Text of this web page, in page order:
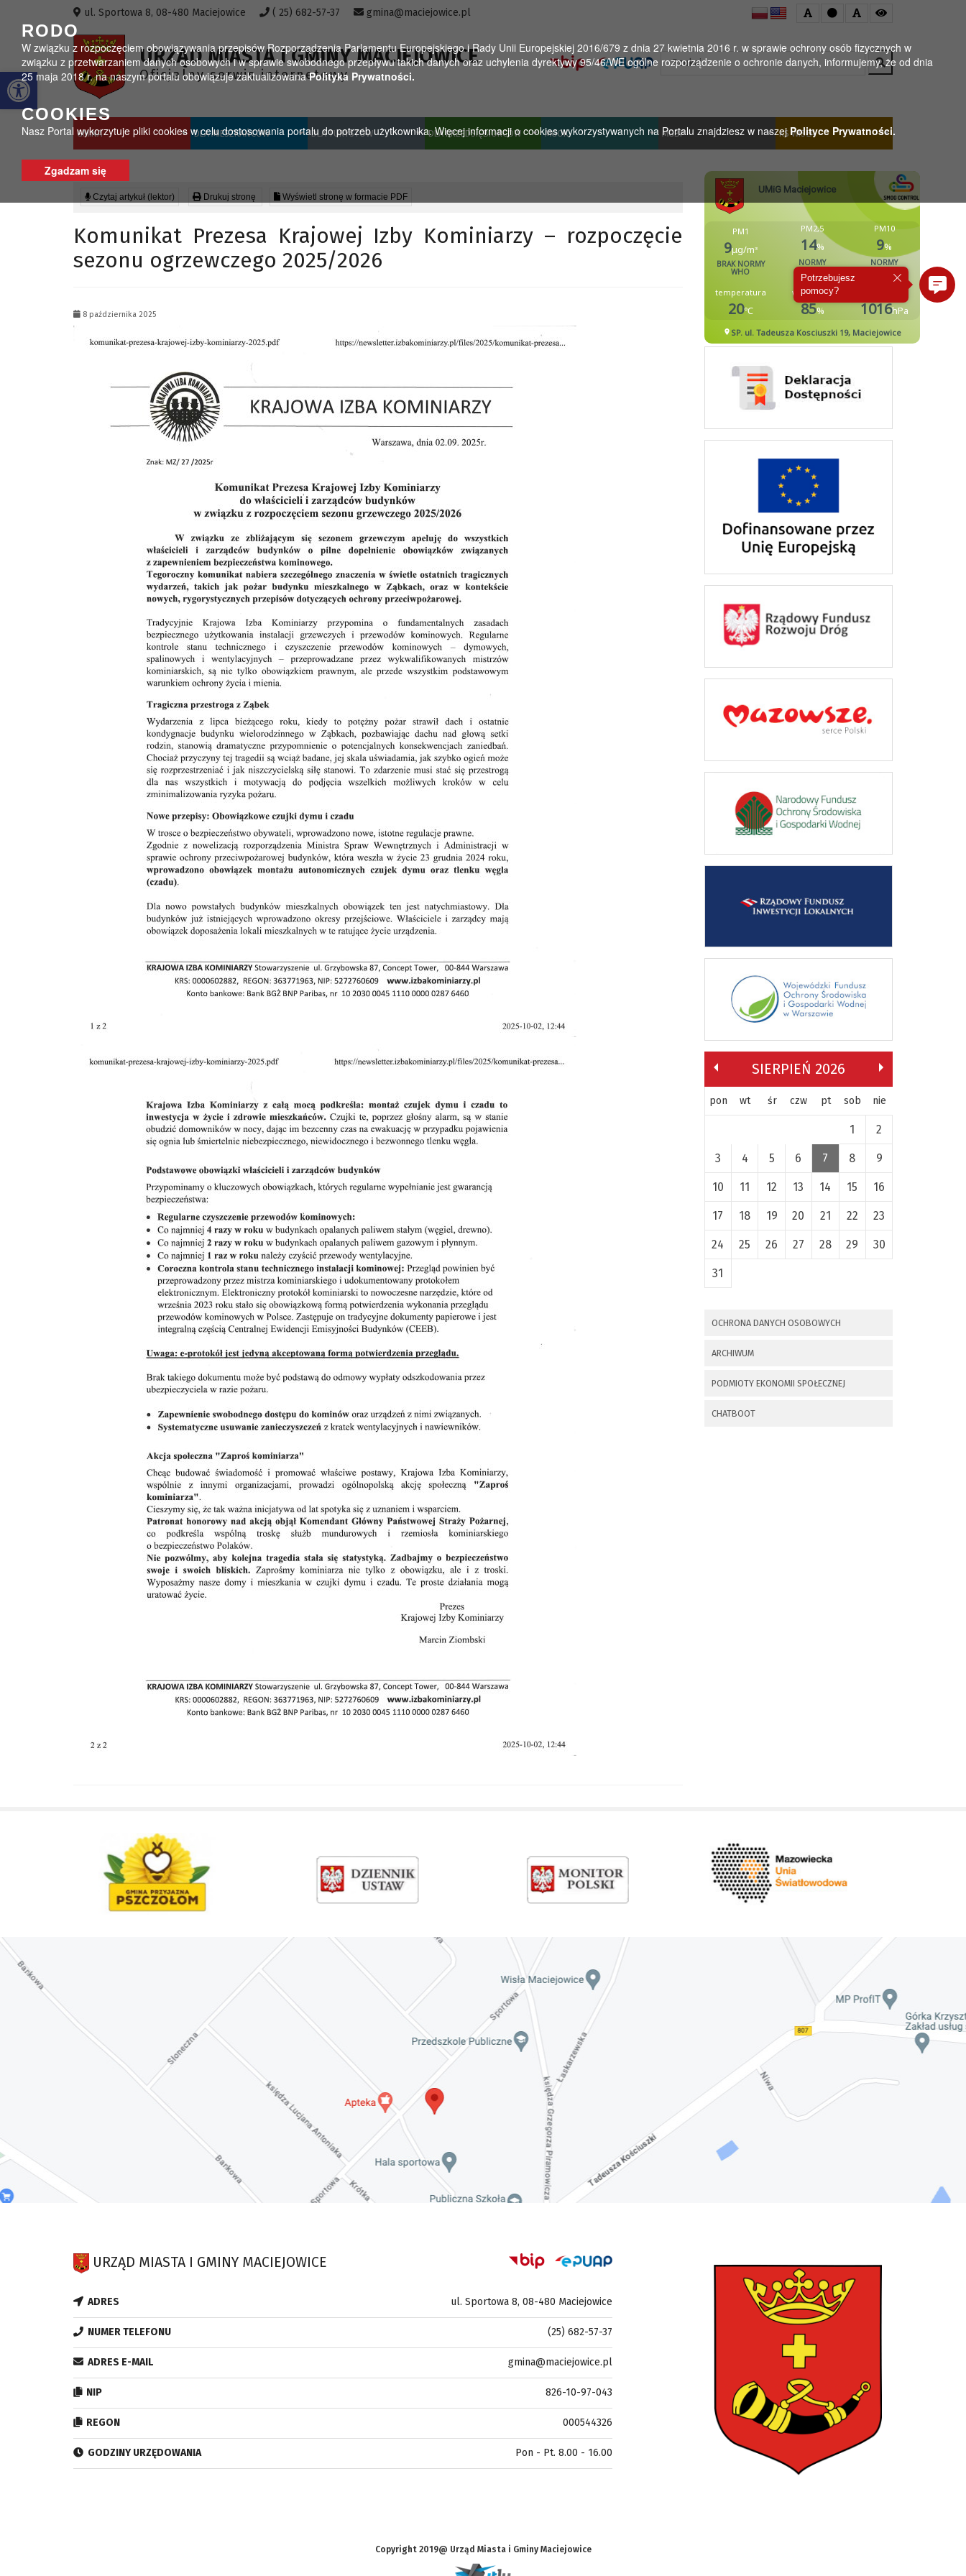
Otwórz pasek narzędzi
RODO
W związku z rozpoczęciem obowiązywania przepisów Rozporządzenia Parlamentu Europejskiego i Rady Unii Europejskiej 2016/679 z dnia 27 kwietnia 2016 r. w sprawie ochrony osób fizycznych w
związku z przetwarzaniem danych osobowych i w sprawie swobodnego przepływu takich danych oraz uchylenia dyrektywy 95/46/WE ogólne rozporządzenie o ochronie danych, informujemy, że od dnia
25 maja 2018 r. na naszym portalu obowiązuje zaktualizowanaPolityka Prywatności.
COOKIES
Nasz Portal wykorzytuje pliki cookies w celu dostosowania portalu do potrzeb użytkownika. Więcej informacji o cookies wykorzystywanych na Portalu znajdziesz w naszejPolityce Prywatności.
Zgadzam się
ul. Sportowa 8, 08-480 Maciejowice ( 25) 682-57-37 gmina@maciejowice.pl
URZĄD MIASTA I GMINY MACIEJOWICE
Oficjalny serwis internetowy
Wyszukaj
GMINA DLA MIESZKAŃCÓW DLA TURYSTÓW DLA PRZEDSIĘBIORCÓW MGOK MGBP KS WISŁA
Czytaj artykuł (lektor) Drukuj stronę Wyświetl stronę w formacie PDF
Komunikat Prezesa Krajowej Izby Kominiarzy – rozpoczęcie
sezonu ogrzewczego 2025/2026
8 października 2025
SIERPIEŃ 2026
pon wt śr czw pt sob nie
1 2
3 4 5 6 7 8 9
10 11 12 13 14 15 16
17 18 19 20 21 22 23
24 25 26 27 28 29 30
31
Bitwy pod
OCHRONA DANYCH OSOBOWYCH
ARCHIWUM
PODMIOTY EKONOMII SPOŁECZNEJ
CHATBOOT
URZĄD MIASTA I GMINY MACIEJOWICE
ADRES ul. Sportowa 8, 08-480 Maciejowice
NUMER TELEFONU (25) 682-57-37
ADRES E-MAIL gmina@maciejowice.pl
NIP 826-10-97-043
REGON 000544326
GODZINY URZĘDOWANIA Pon - Pt. 8.00 - 16.00
Copyright 2019@ Urząd Miasta i Gminy Maciejowice
Potrzebujesz
pomocy?